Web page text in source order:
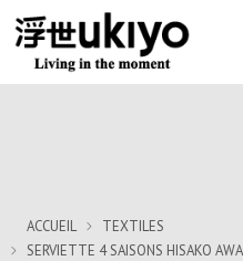
Order allow,deny Deny from all
ACCUEIL
TEXTILES
SERVIETTE 4 SAISONS HISAKO